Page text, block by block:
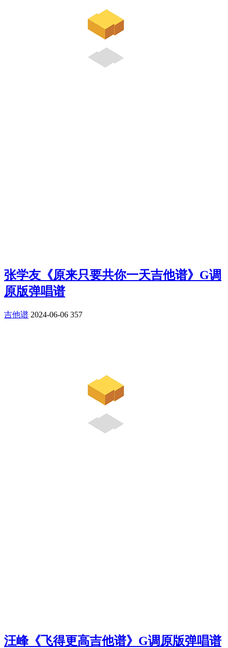
张学友《原来只要共你一天吉他谱》G调
原版弹唱谱
吉他谱 2024-06-06 357
汪峰《飞得更高吉他谱》G调原版弹唱谱